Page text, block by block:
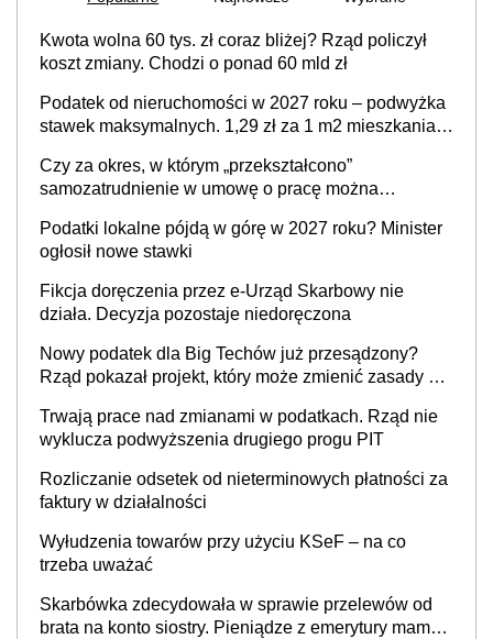
Kwota wolna 60 tys. zł coraz bliżej? Rząd policzył
koszt zmiany. Chodzi o ponad 60 mld zł
Podatek od nieruchomości w 2027 roku – podwyżka
stawek maksymalnych. 1,29 zł za 1 m2 mieszkania,
prowadzeniem działalności gospodarczej
Czy za okres, w którym „przekształcono”
samozatrudnienie w umowę o pracę można
cywilnoprawnej jedynym racjonalnym wyjściem
Podatki lokalne pójdą w górę w 2027 roku? Minister
ogłosił nowe stawki
Fikcja doręczenia przez e-Urząd Skarbowy nie
działa. Decyzja pozostaje niedoręczona
Nowy podatek dla Big Techów już przesądzony?
Rząd pokazał projekt, który może zmienić zasady gry
Trwają prace nad zmianami w podatkach. Rząd nie
wyklucza podwyższenia drugiego progu PIT
Rozliczanie odsetek od nieterminowych płatności za
faktury w działalności
Wyłudzenia towarów przy użyciu KSeF – na co
trzeba uważać
Skarbówka zdecydowała w sprawie przelewów od
brata na konto siostry. Pieniądze z emerytury mamy